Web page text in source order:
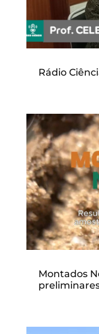
Rádio
Montados